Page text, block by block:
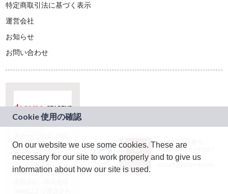
特定商取引法に基づく表示
運営会社
お知らせ
お問い合わせ
ドコモグループの新
規事業創出プログラ
ム「docomo
STARTUP」を通じて
JASRAC許諾番号：
9024936001Y45037
JASRAC許諾番号：
On our website we use some cookies. These are
necessary for our site to work properly and to give us
information about how our site is used.